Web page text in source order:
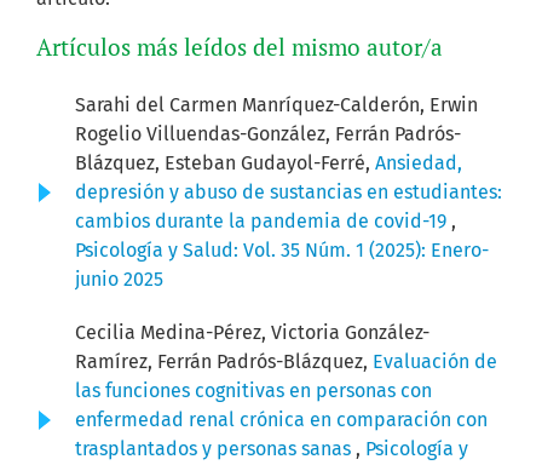
Artículos más leídos del mismo autor/a
Sarahi del Carmen Manríquez-Calderón, Erwin
Rogelio Villuendas-González, Ferrán Padrós-
Blázquez, Esteban Gudayol-Ferré, Ansiedad,
depresión y abuso de sustancias en estudiantes:
cambios durante la pandemia de covid-19 ,
Psicología y Salud: Vol. 35 Núm. 1 (2025): Enero-
junio 2025
Cecilia Medina-Pérez, Victoria González-
Ramírez, Ferrán Padrós-Blázquez, Evaluación de
las funciones cognitivas en personas con
enfermedad renal crónica en comparación con
trasplantados y personas sanas , Psicología y